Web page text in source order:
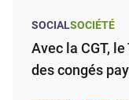
SOCIALSOCIÉTÉ
Avec la CGT,
des congés